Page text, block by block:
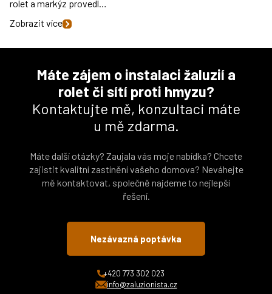
rolet a markýz provedl…
Zobrazit více
Máte zájem o instalaci žaluzií a
rolet či sítí proti hmyzu?
Kontaktujte mě, konzultaci máte
u mě zdarma.
Máte další otázky? Zaujala vás moje nabídka? Chcete
zajistit kvalitní zastínění vašeho domova? Neváhejte
mě kontaktovat, společně najdeme to nejlepší
řešení.
Nezávazná poptávka
+420 773 302 023
info@zaluzionista.cz